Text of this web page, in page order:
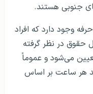
جنوبی هستند.
در کشور آفریقای جنوبی بیش از 220 حرفه وجود دارد که افراد
حقوق در نظر گرفته
می‌شود و عموماً
هر ساعت بر اساس